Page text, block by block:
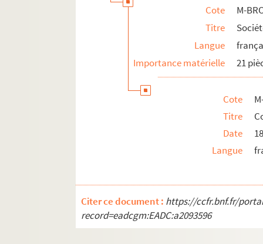
Cote
M-
Titre
Langue
Importance matérielle
21
Cote
Titre
Date
Langue
Citer ce document : https://ccfr.bnf.fr/
record=eadcgm:EADC:a2093596